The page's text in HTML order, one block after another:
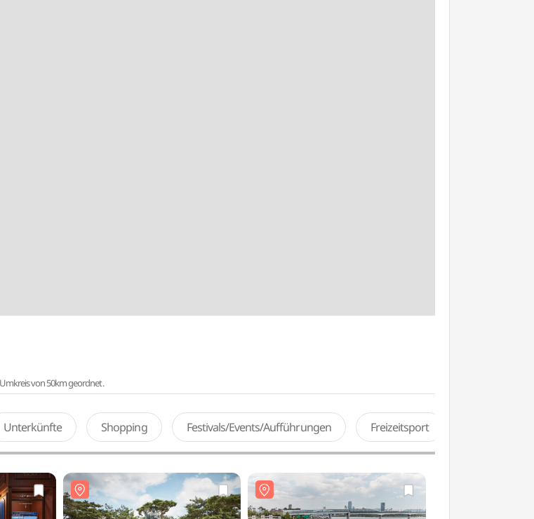
von 50km geordnet.
Unterkünfte Shopping Festivals/Events/Aufführungen Freizeitsport